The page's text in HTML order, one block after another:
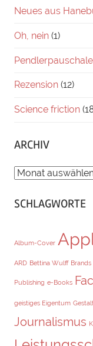
Neues aus
Oh, nein (1)
Pendlerpauschale
Rezension (12)
Science friction
ARCHIV
ARCHIV
SCHLAGWORTE
Album-Cover
ARD Bettina Wulff Brands
Publishing e-Books
geistiges Eigentum
Journalismus